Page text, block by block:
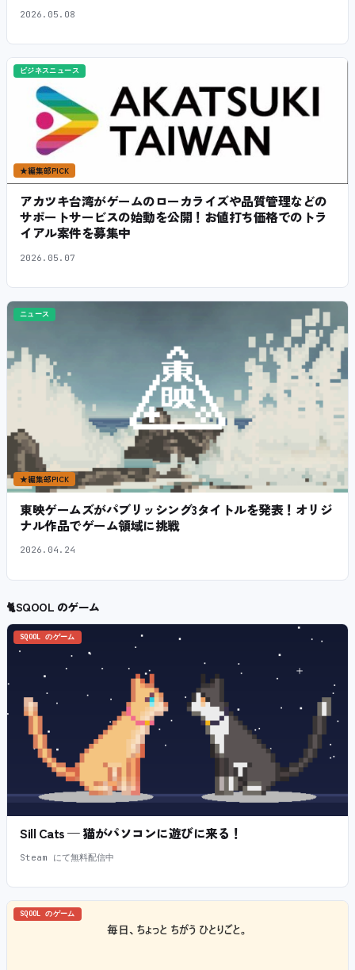
2026.05.08
ビジネスニュース
★編集部PICK
アカツキ台湾がゲームのローカライズや品質管理などの
サポートサービスの始動を公開！お値打ち価格でのトラ
イアル案件を募集中
2026.05.07
ニュース
★編集部PICK
東映ゲームズがパブリッシング3タイトルを発表！オリジ
ナル作品でゲーム領域に挑戦
2026.04.24
🐈SQOOL のゲーム
SQOOL のゲーム
Sill Cats — 猫がパソコンに遊びに来る！
Steam にて無料配信中
SQOOL のゲーム